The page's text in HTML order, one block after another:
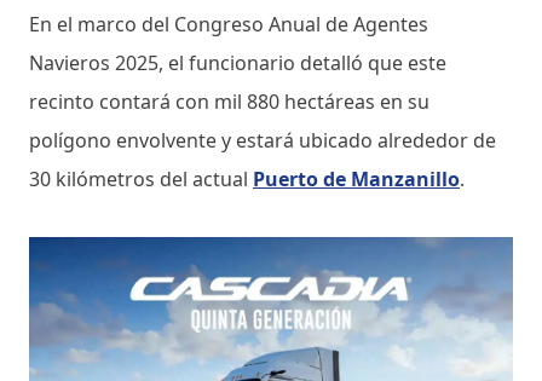
En el marco del Congreso Anual de Agentes
Navieros 2025, el funcionario detalló que este
recinto contará con mil 880 hectáreas en su
polígono envolvente y estará ubicado alrededor de
30 kilómetros del actual Puerto de Manzanillo.